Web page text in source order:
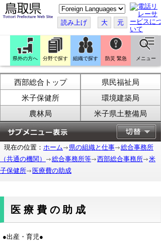
こ
の
ペ
ー
ジ
翻
訳
す
る
読み上げ 大 元
県外の方へ 分野で探す 組織で探す 防災 緊急 メニュー
西部総合トップ
県民福祉局
米子保健所
環境建築局
農林局
米子県土整備局
現在の位置： ホーム 県の組織と仕事
総合事務所
（共通の機関）
総合事務所等 西部総合事務所
米
子保健所
医療費の助成
医療費の助成
●出産・育児●